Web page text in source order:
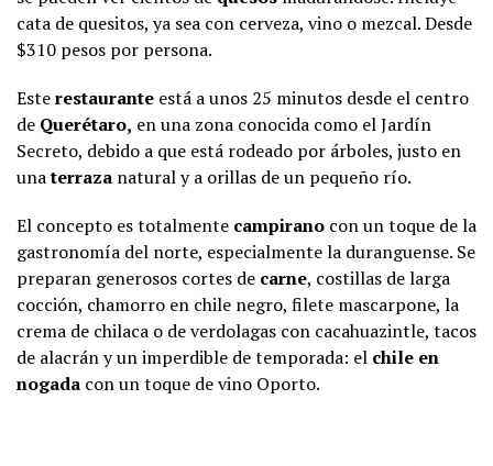
cata de quesitos, ya sea con cerveza, vino o mezcal. Desde
$310 pesos por persona.
Esterestaurante está a unos 25 minutos desde el centro
de Querétaro, en una zona conocida como el Jardín
Secreto, debido a que está rodeado por árboles, justo en
unaterraza natural y a orillas de un pequeño río.
El concepto es totalmente campirano con un toque de la
gastronomía del norte, especialmente la duranguense. Se
preparan generosos cortes de carne, costillas de larga
cocción, chamorro en chile negro, filete mascarpone, la
crema de chilaca o de verdolagas con cacahuazintle, tacos
de alacrán y un imperdible de temporada: el chile en
nogada con un toque de vino Oporto.